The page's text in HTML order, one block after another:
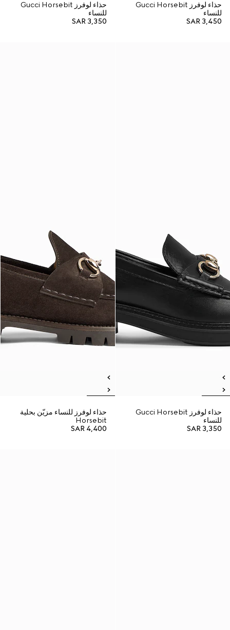
حذاء لوفرز Gucci Horsebit
للنساء
SAR 3,450
حذاء لوفرز Gucci Horsebit
للنساء
SAR 3,350
حذاء لوفرز Gucci Horsebit
للنساء
SAR 3,350
حذاء لوفرز للنساء مزيّن بحلية
Horsebit
SAR 4,400